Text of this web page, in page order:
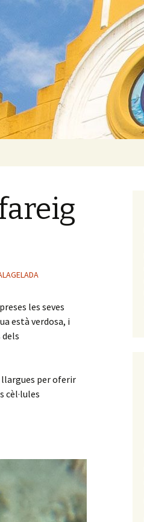
les seves
està verdosa, i
dels
llargues per oferir
cèl·lules